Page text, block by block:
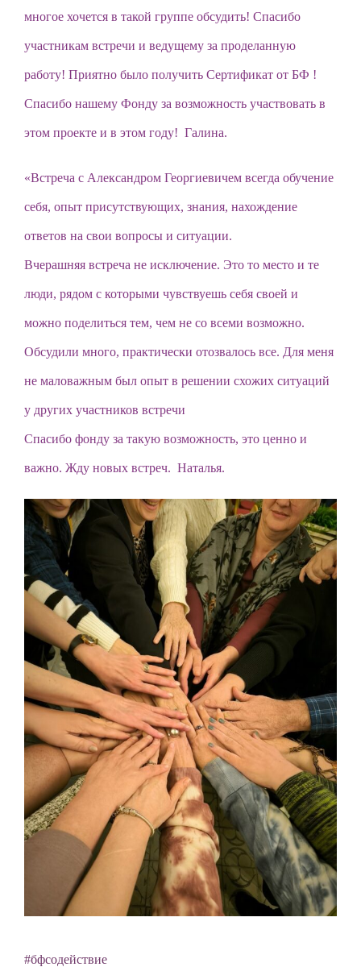
многое хочется в такой группе обсудить! Спасибо
участникам встречи и ведущему за проделанную
работу! Приятно было получить Сертификат от БФ !
Спасибо нашему Фонду за возможность участвовать в
этом проекте и в этом году! Галина.
«Встреча с Александром Георгиевичем всегда обучение
себя, опыт присутствующих, знания, нахождение
ответов на свои вопросы и ситуации.
Вчерашняя встреча не исключение. Это то место и те
люди, рядом с которыми чувствуешь себя своей и
можно поделиться тем, чем не со всеми возможно.
Обсудили много, практически отозвалось все. Для меня
не маловажным был опыт в решении схожих ситуаций
у других участников встречи
Спасибо фонду за такую возможность, это ценно и
важно. Жду новых встреч. Наталья.
#бфсодействие